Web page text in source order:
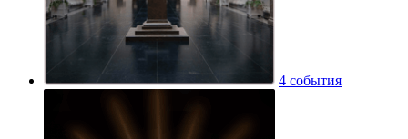
4 события